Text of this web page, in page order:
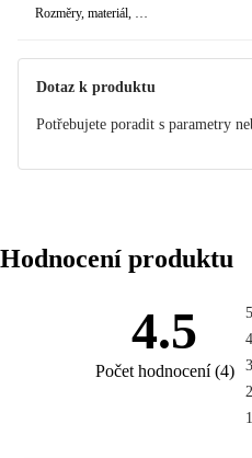
Rozměry, materiál, …
Dotaz k produktu
Potřebujete poradit s parametry
Hodnocení produktu
4.5
Počet hodnocení(4)
5
4
3
2
1